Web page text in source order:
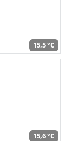
15,5 °C
15,6 °C